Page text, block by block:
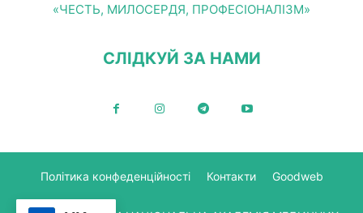
«ЧЕСТЬ, МИЛОСЕРДЯ, ПРОФЕСІОНАЛІЗМ»
СЛІДКУЙ ЗА НАМИ
Політика конфеденційності Контакти Goodweb